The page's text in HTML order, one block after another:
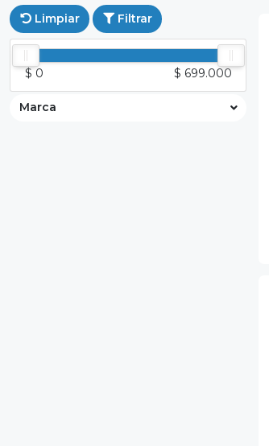
Limpiar Filtrar
$ 0 $ 699.000
Marca